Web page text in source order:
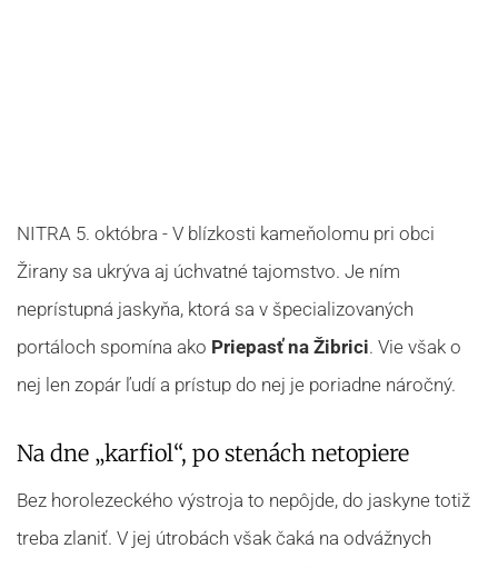
NITRA 5. októbra - V blízkosti kameňolomu pri obci
Žirany sa ukrýva aj úchvatné tajomstvo. Je ním
neprístupná jaskyňa, ktorá sa v špecializovaných
portáloch spomína ako Priepasť na Žibrici. Vie však o
nej len zopár ľudí a prístup do nej je poriadne náročný.
Na dne „karfiol“, po stenách netopiere
Bez horolezeckého výstroja to nepôjde, do jaskyne totiž
treba zlaniť. V jej útrobách však čaká na odvážnych